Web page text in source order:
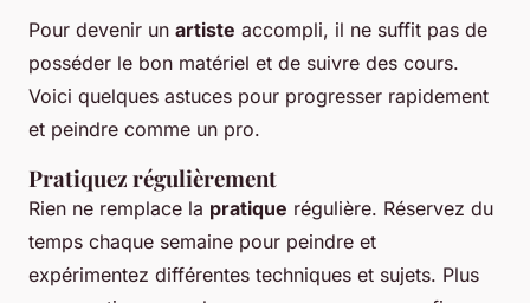
Pour devenir un artiste accompli, il ne suffit pas de
posséder le bon matériel et de suivre des cours.
Voici quelques astuces pour progresser rapidement
et peindre comme un pro.
Pratiquez régulièrement
Rien ne remplace la pratique régulière. Réservez du
temps chaque semaine pour peindre et
expérimentez différentes techniques et sujets. Plus